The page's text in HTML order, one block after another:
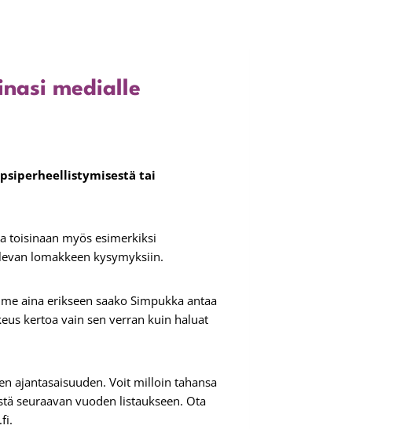
medialle
tai
toisinaan myös esimerkiksi
lomakkeen kysymyksiin.
aina erikseen saako Simpukka antaa
kertoa vain sen verran kuin haluat
ajantasaisuuden. Voit milloin tahansa
seuraavan vuoden listaukseen. Ota